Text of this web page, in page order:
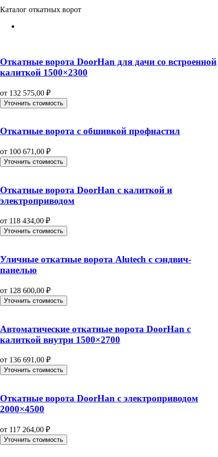
Каталог откатных ворот
Откатные ворота DoorHan для дачи со встроенной
калиткой 1500×2300
от 132 575,00 ₽
Уточнить стоимость
Откатные ворота с обшивкой профнастил
от 100 671,00 ₽
Уточнить стоимость
Откатные ворота DoorHan с калиткой и
электроприводом
от 118 434,00 ₽
Уточнить стоимость
Уличные откатные ворота Alutech с сэндвич-
панелью
от 128 600,00 ₽
Уточнить стоимость
Автоматические откатные ворота DoorHan с
калиткой внутри 1500×2700
от 136 691,00 ₽
Уточнить стоимость
Откатные ворота DoorHan с электроприводом
2000×4500
от 117 264,00 ₽
Уточнить стоимость